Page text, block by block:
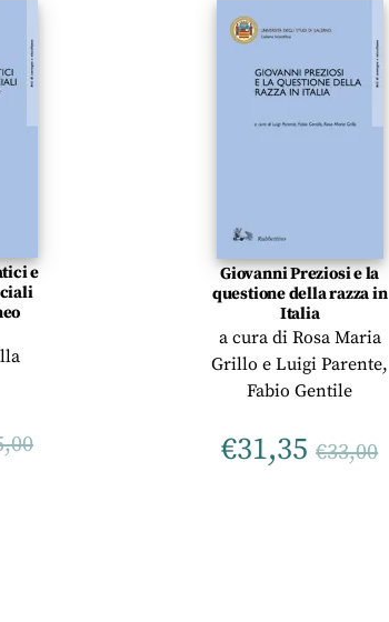
e
Giovanni Preziosi e la
questione della razza in
Italia
a cura di Rosa Maria
Grillo eLuigi Parente,
Fabio Gentile
€31,35 €33,00